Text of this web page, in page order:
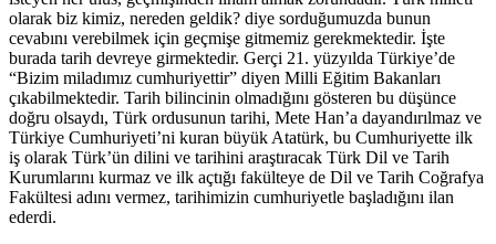
olarak biz kimiz, nereden geldik? diye sorduğumuzda bunun
cevabını verebilmek için geçmişe gitmemiz gerekmektedir. İşte
burada tarih devreye girmektedir. Gerçi 21. yüzyılda Türkiye’de
“Bizim miladımız cumhuriyettir” diyen Milli Eğitim Bakanları
çıkabilmektedir. Tarih bilincinin olmadığını gösteren bu düşünce
doğru olsaydı, Türk ordusunun tarihi, Mete Han’a dayandırılmaz ve
Türkiye Cumhuriyeti’ni kuran büyük Atatürk, bu Cumhuriyette ilk
iş olarak Türk’ün dilini ve tarihini araştıracak Türk Dil ve Tarih
Kurumlarını kurmaz ve ilk açtığı fakülteye de Dil ve Tarih Coğrafya
Fakültesi adını vermez, tarihimizin cumhuriyetle başladığını ilan
ederdi.